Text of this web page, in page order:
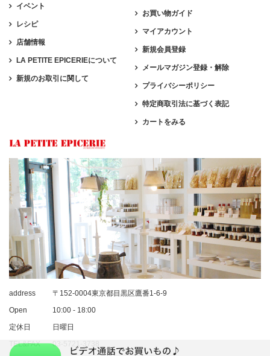
イベント
レシピ
店舗情報
LA PETITE EPICERIEについて
新規のお取引に関して
お買い物ガイド
マイアカウント
新規会員登録
メールマガジン登録・解除
プライバシーポリシー
特定商取引法に基づく表記
カートをみる
address
〒152-0004東京都目黒区鷹番1-6-9
Open
10:00 - 18:00
定休日
日曜日
TEL&FAX
03-5721-3738